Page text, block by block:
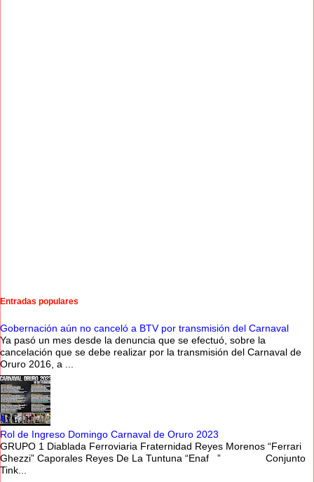
Entradas populares
Gobernación aún no canceló a BTV por transmisión del Carnaval
Ya pasó un mes desde la denuncia que se efectuó, sobre la
cancelación que se debe realizar por la transmisión del Carnaval de
Oruro 2016, a ...
Rol de Ingreso Domingo Carnaval de Oruro 2023
GRUPO 1 Diablada Ferroviaria Fraternidad Reyes Morenos “Ferrari
Ghezzi” Caporales Reyes De La Tuntuna “Enaf ” Conjunto
Tink...